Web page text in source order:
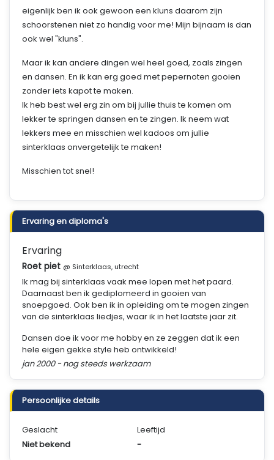
eigenlijk ben ik ook gewoon een kluns daarom zijn
schoorstenen niet zo handig voor me! Mijn bijnaam is dan
ook wel "kluns".
Maar ik kan andere dingen wel heel goed, zoals zingen
en dansen. En ik kan erg goed met pepernoten gooien
zonder iets kapot te maken.
Ik heb best wel erg zin om bij jullie thuis te komen om
lekker te springen dansen en te zingen. Ik neem wat
lekkers mee en misschien wel kadoos om jullie
sinterklaas onvergetelijk te maken!
Misschien tot snel!
Ervaring en diploma's
Ervaring
Roet piet @ Sinterklaas, utrecht
Ik mag bij sinterklaas vaak mee lopen met het paard.
Daarnaast ben ik gediplomeerd in gooien van
snoepgoed. Ook ben ik in opleiding om te mogen zingen
van de sinterklaas liedjes, waar ik in het laatste jaar zit.
Dansen doe ik voor me hobby en ze zeggen dat ik een
hele eigen gekke style heb ontwikkeld!
jan 2000 - nog steeds werkzaam
Persoonlijke details
Geslacht
Niet bekend
Leeftijd
-